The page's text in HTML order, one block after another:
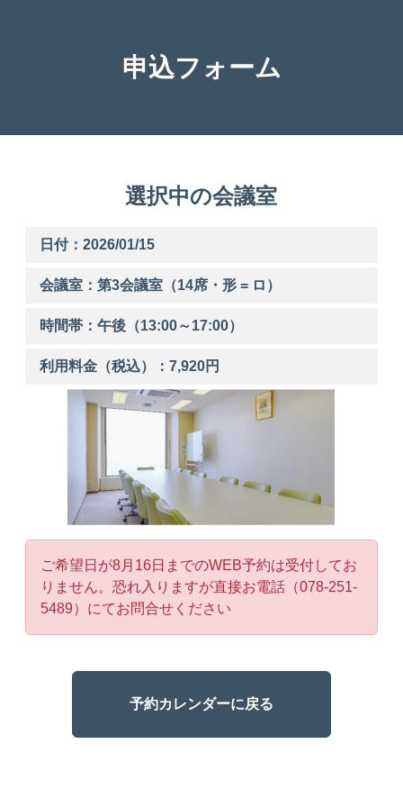
申込フォーム
選択中の会議室
日付：2026/01/15
会議室：第3会議室（14席・形 = ロ）
時間帯：午後 （13:00～17:00）
利用料金（税込）：7,920円
ご希望日が8月16日までのWEB予約は受付してお
りません。恐れ入りますが直接お電話（078-251-
5489）にてお問合せください
予約カレンダーに戻る